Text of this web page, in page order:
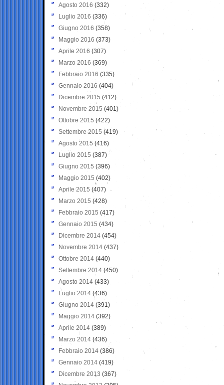
Agosto 2016 (332)
Luglio 2016 (336)
Giugno 2016 (358)
Maggio 2016 (373)
Aprile 2016 (307)
Marzo 2016 (369)
Febbraio 2016 (335)
Gennaio 2016 (404)
Dicembre 2015 (412)
Novembre 2015 (401)
Ottobre 2015 (422)
Settembre 2015 (419)
Agosto 2015 (416)
Luglio 2015 (387)
Giugno 2015 (396)
Maggio 2015 (402)
Aprile 2015 (407)
Marzo 2015 (428)
Febbraio 2015 (417)
Gennaio 2015 (434)
Dicembre 2014 (454)
Novembre 2014 (437)
Ottobre 2014 (440)
Settembre 2014 (450)
Agosto 2014 (433)
Luglio 2014 (436)
Giugno 2014 (391)
Maggio 2014 (392)
Aprile 2014 (389)
Marzo 2014 (436)
Febbraio 2014 (386)
Gennaio 2014 (419)
Dicembre 2013 (367)